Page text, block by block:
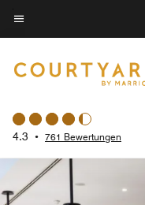
Skip
to
content
Menütext
4.3 • 761 Bewertungen